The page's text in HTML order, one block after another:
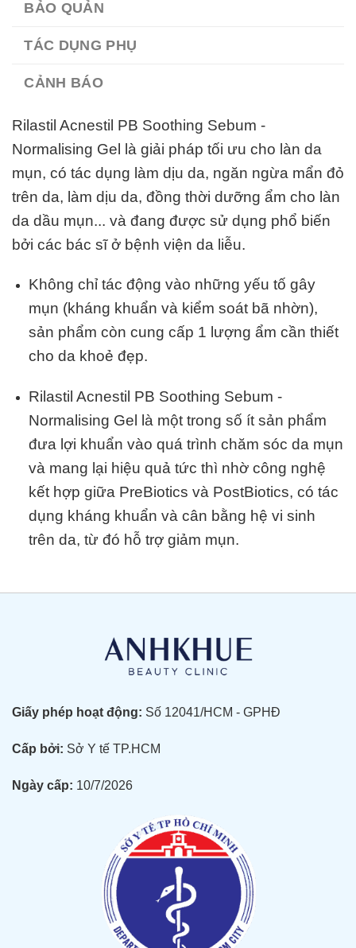
BẢO QUẢN
TÁC DỤNG PHỤ
CẢNH BÁO
Rilastil Acnestil PB Soothing Sebum -
Normalising Gel là giải pháp tối ưu cho làn da
mụn, có tác dụng làm dịu da, ngăn ngừa mẩn đỏ
trên da, làm dịu da, đồng thời dưỡng ẩm cho làn
da dầu mụn... và đang được sử dụng phổ biến
bởi các bác sĩ ở bệnh viện da liễu.
Không chỉ tác động vào những yếu tố gây
mụn (kháng khuẩn và kiểm soát bã nhờn),
sản phẩm còn cung cấp 1 lượng ẩm cần thiết
cho da khoẻ đẹp.
Rilastil Acnestil PB Soothing Sebum -
Normalising Gel là một trong số ít sản phẩm
đưa lợi khuẩn vào quá trình chăm sóc da mụn
và mang lại hiệu quả tức thì nhờ công nghệ
kết hợp giữa PreBiotics và PostBiotics, có tác
dụng kháng khuẩn và cân bằng hệ vi sinh
trên da, từ đó hỗ trợ giảm mụn.
Giấy phép hoạt động: Số 12041/HCM - GPHĐ
Cấp bởi: Sở Y tế TP.HCM
Ngày cấp: 10/7/2026